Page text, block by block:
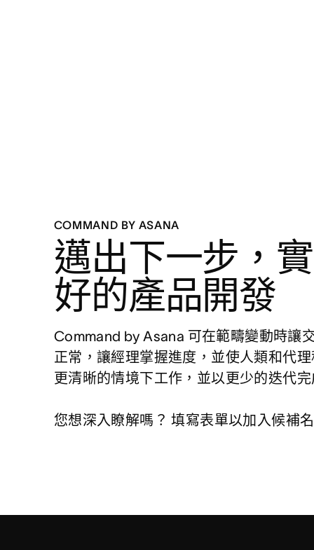
COMMAND BY ASANA
邁出下一步，
好的產品開發
Command by Asana 可在範疇變動時讓
正常，讓經理掌握進度，並使人類和代
更清晰的情境下工作，並以更少的迭代
您想深入瞭解嗎？ 填寫表單以加入候補